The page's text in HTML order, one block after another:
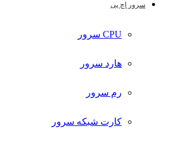
سرور اچ پی
CPU سرور
هارد سرور
رم سرور
کارت شبکه سرور